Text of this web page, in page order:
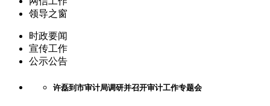
领导之窗
时政要闻
宣传工作
公示公告
许磊到市审计局调研并召开审计工作专题会